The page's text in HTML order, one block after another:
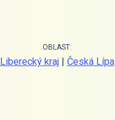
OBLAST:
Liberecký kraj| Česká Lípa